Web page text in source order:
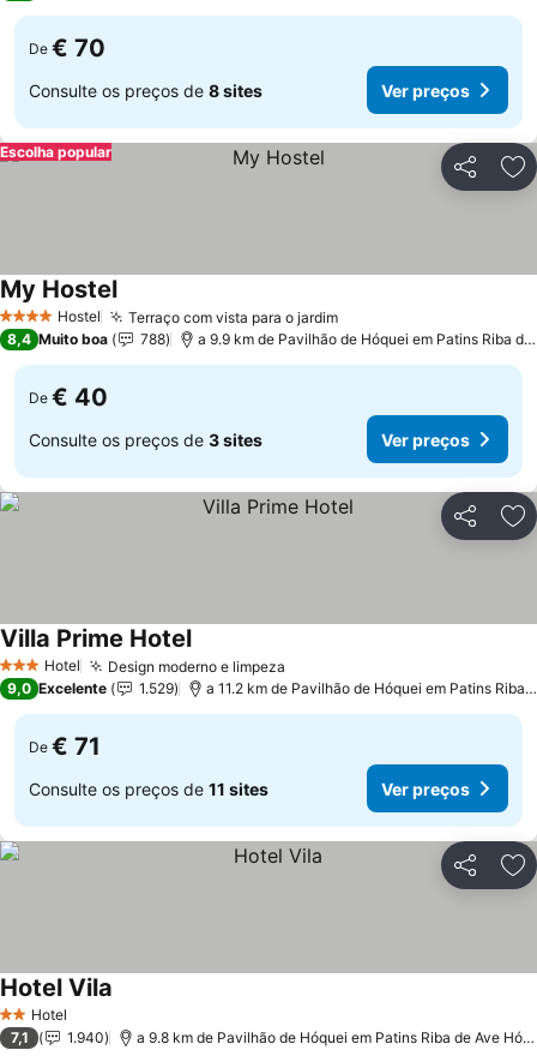
De € 70
Consulte os preços de 8 sites Ver preços
Partilhar
Escolha popular
4 EstrelasHostel Terraço com vista para o jardim
My Hostel
8,4 Muito boa 788 a 9.9 km de Pavilhão de Hóquei em Patins Riba de Ave Hóquei Clube
De € 40
Consulte os preços de 3 sites Ver preços
Partilhar
3 EstrelasHotel Design moderno e limpeza
Villa Prime Hotel
9,0 Excelente 1.529 a 11.2 km de Pavilhão de Hóquei em Patins Riba de Ave Hóquei Clube
De € 71
Consulte os preços de 11 sites Ver preços
Partilhar
2 Estrelas
Hotel
Hotel Vila
7,1 1.940 a 9.8 km de Pavilhão de Hóquei em Patins Riba de Ave Hóquei Clube